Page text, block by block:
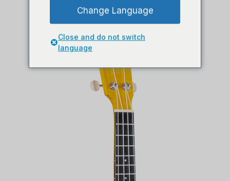
Change Language
Close and do not switch
language